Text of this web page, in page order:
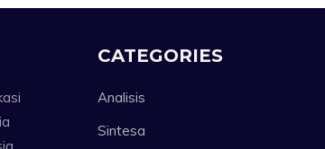
CATEGORIES
Analisis
Sintesa